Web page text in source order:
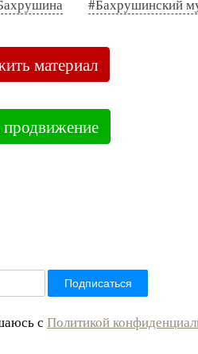
#Бахрушинский
материал
продвижение
с Политикой